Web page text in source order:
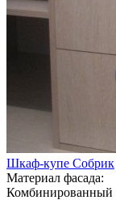
Шкаф-купе Собрик
Материал фасада:
Комбинированный